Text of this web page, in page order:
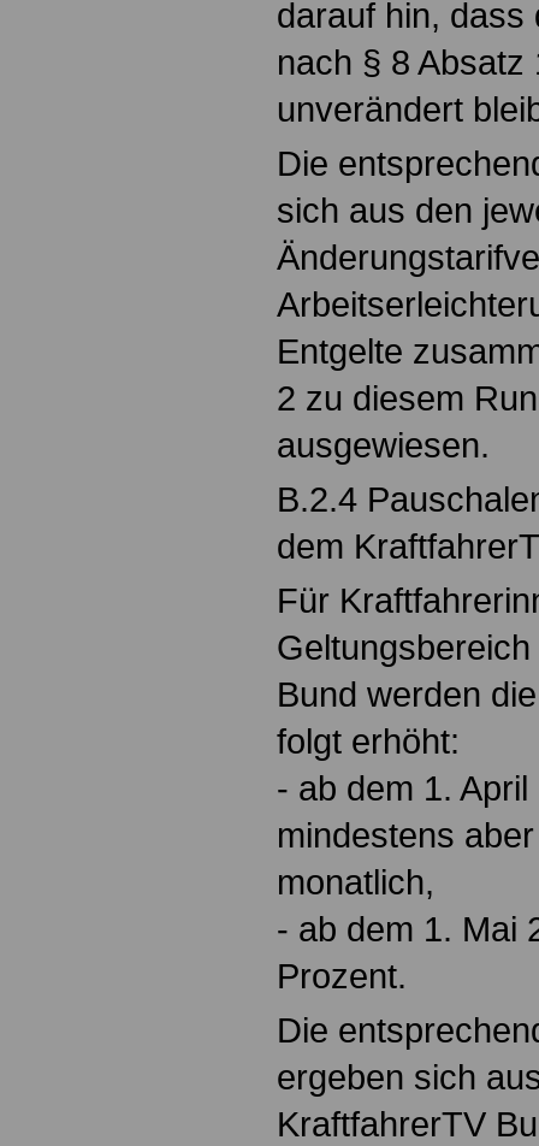
darauf hin, dass
nach § 8 Absatz
unverändert
Die
sich aus den
Entgelte
2 zu diesem
ausgewiesen.
B.2.4
dem
Für
Bund werden
folgt erhöht:
- ab dem 1.
mindestens
monatlich,
- ab dem 1. Mai
Prozent.
Die
ergeben sich
KraftfahrerTV